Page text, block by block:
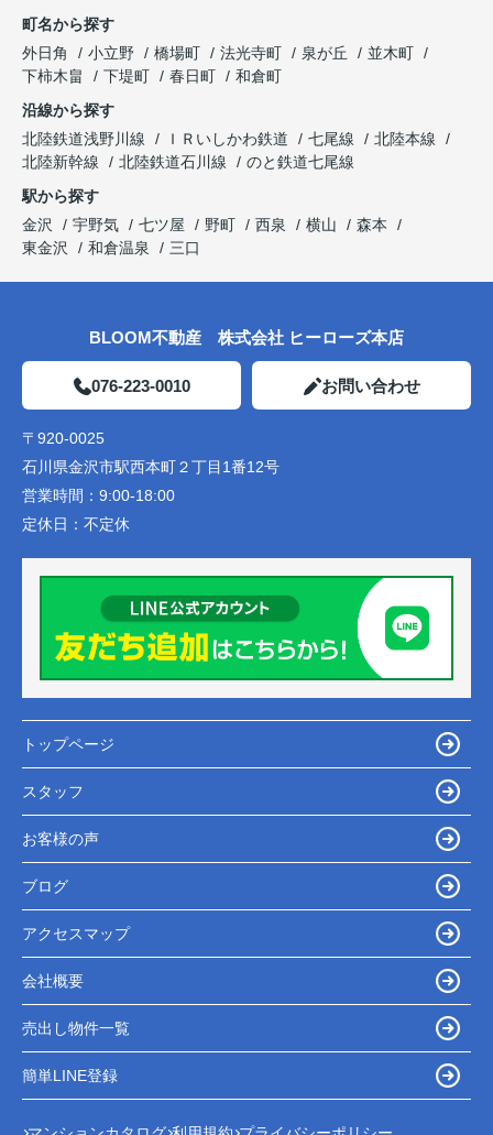
町名から探す
外日角
小立野 橋場町 法光寺町 泉が丘
並木町
下柿木畠
下堤町 春日町
和倉町
沿線から探す
北陸鉄道浅野川線
ＩＲいしかわ鉄道 七尾線
北陸本線
北陸新幹線
北陸鉄道石川線
のと鉄道七尾線
駅から探す
金沢
宇野気 七ツ屋 野町 西泉 横山
森本
東金沢
和倉温泉 三口
BLOOM不動産 株式会社 ヒーローズ本店
076-223-0010 お問い合わせ
〒920-0025
石川県金沢市駅西本町２丁目1番12号
営業時間： 9:00-18:00
定休日： 不定休
トップページ
スタッフ
お客様の声
ブログ
アクセスマップ
会社概要
売出し物件一覧
簡単LINE登録